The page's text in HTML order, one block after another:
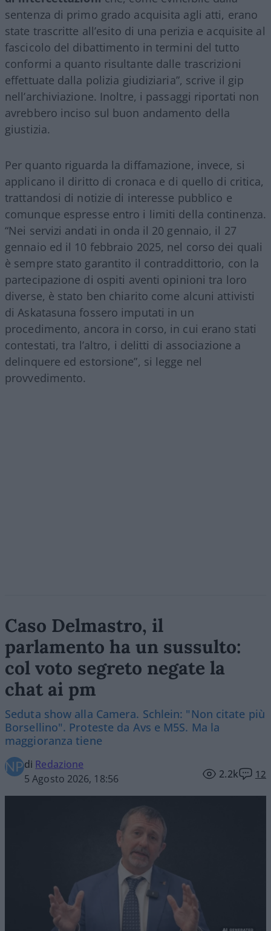
sentenza di primo grado acquisita agli atti, erano
state trascritte all’esito di una perizia e acquisite al
fascicolo del dibattimento in termini del tutto
conformi a quanto risultante dalle trascrizioni
effettuate dalla polizia giudiziaria”, scrive il gip
nell’archiviazione. Inoltre, i passaggi riportati non
avrebbero inciso sul buon andamento della
giustizia.
Per quanto riguarda la diffamazione, invece, si
applicano il diritto di cronaca e di quello di critica,
trattandosi di notizie di interesse pubblico e
comunque espresse entro i limiti della continenza.
“Nei servizi andati in onda il 20 gennaio, il 27
gennaio ed il 10 febbraio 2025, nel corso dei quali
è sempre stato garantito il contraddittorio, con la
partecipazione di ospiti aventi opinioni tra loro
diverse, è stato ben chiarito come alcuni attivisti
di Askatasuna fossero imputati in un
procedimento, ancora in corso, in cui erano stati
contestati, tra l’altro, i delitti di associazione a
delinquere ed estorsione”, si legge nel
provvedimento.
Caso Delmastro, il
parlamento ha un sussulto:
col voto segreto negate la
chat ai pm
Seduta show alla Camera. Schlein: "Non citate più
Borsellino". Proteste da Avs e M5S. Ma la
maggioranza tiene
di Redazione
5 Agosto 2026, 18:56
2.2k 12